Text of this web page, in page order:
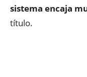
sistema encaja
título.